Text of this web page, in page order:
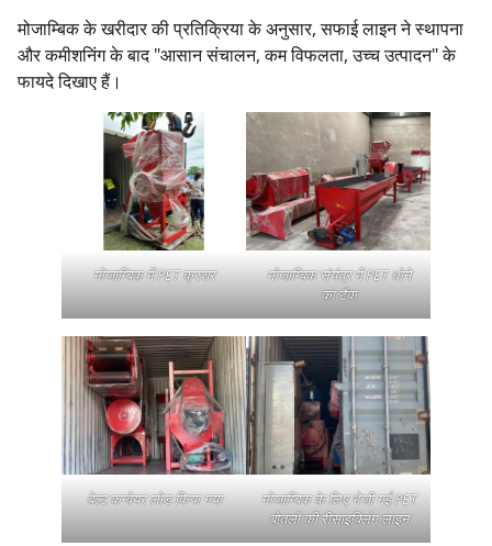
मोजाम्बिक के खरीदार की प्रतिक्रिया के अनुसार, सफाई लाइन ने स्थापना
और कमीशनिंग के बाद "आसान संचालन, कम विफलता, उच्च उत्पादन" के
फायदे दिखाए हैं।
मोजाम्बिक में PET क्रशर
मोजाम्बिक संयंत्र में PET धोने
का टैंक
बेल्ट कन्वेयर लोड किया गया
मोजाम्बिक के लिए भेजी गई PET
बोतलों की रीसाइक्लिंग लाइन